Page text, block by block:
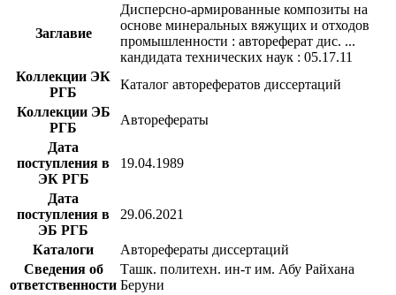
Заглавие
Дисперсно-армированные композиты на
основе минеральных вяжущих и отходов
промышленности : автореферат дис. ...
кандидата технических наук : 05.17.11
Коллекции ЭК
РГБ
Каталог авторефератов диссертаций
Коллекции ЭБ
РГБ
Авторефераты
Дата
поступления в
ЭК РГБ
19.04.1989
Дата
поступления в
ЭБ РГБ
29.06.2021
Каталоги
Авторефераты диссертаций
Сведения об
ответственности
Ташк. политехн. ин-т им. Абу Райхана
Беруни